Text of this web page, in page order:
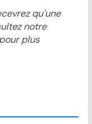
qu'une
notre
plus